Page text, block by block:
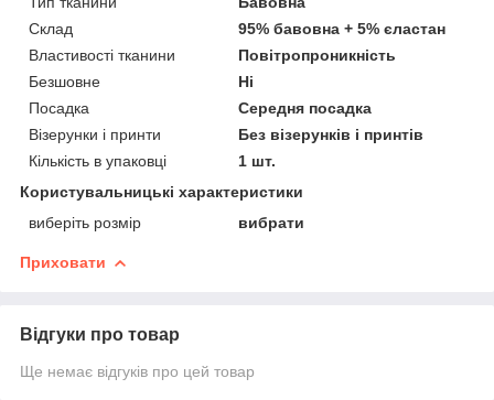
Склад
95% бавовна + 5% єластан
Властивості тканини
Повітропроникність
Безшовне
Ні
Посадка
Середня посадка
Візерунки і принти
Без візерунків і принтів
Кількість в упаковці
1 шт.
Користувальницькі характеристики
виберіть розмір
вибрати
Приховати
Відгуки про товар
Ще немає відгуків про цей товар